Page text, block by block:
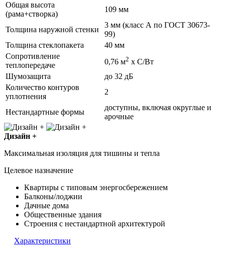
Общая высота
(рама+створка)
109 мм
Толщина наружной стенки
3 мм (класс А по ГОСТ 30673-
99)
Толщина стеклопакета
40 мм
Сопротивление
теплопередаче
0,76 м2 х С/Вт
Шумозащита
до 32 дБ
Количество контуров
уплотнения
2
Нестандартные формы
доступны, включая округлые и
арочные
Дизайн +
Максимальная изоляция для тишины и тепла
Целевое назначение
Квартиры с типовым энергосбережением
Балконы/лоджии
Дачные дома
Общественные здания
Строения с нестандартной архитектурой
Характеристики